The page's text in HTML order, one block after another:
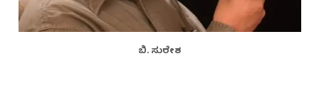
ಬಿ. ಸುರೇಶ